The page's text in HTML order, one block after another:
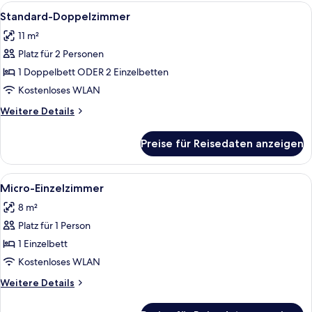
Alle
Fotos
für
Standard-
Doppelzimmer
anzeigen
Ein modernes Hotelzimmer mit
6
Standard-Doppelzimmer
11 m²
Platz für 2 Personen
1 Doppelbett ODER 2 Einzelbetten
Kostenloses WLAN
Weitere Details
Weitere
Doppelzimmer
Preise für Reisedaten anzeigen
Alle
Fotos
für
Micro-
Einzelzimmer
anzeigen
Ein kleines, ordentlich bezogenes
6
Micro-Einzelzimmer
8 m²
Platz für 1 Person
1 Einzelbett
Kostenloses WLAN
Weitere Details
Weitere